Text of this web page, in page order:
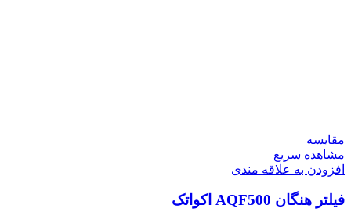
مقایسه
مشاهده سریع
افزودن به علاقه مندی
فیلتر هنگان AQF500 اکواتک